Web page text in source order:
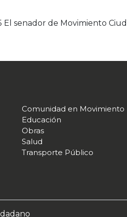
El senador de Movimiento
Comunidad en Movimiento
Educación
Obras
Salud
Transporte Público